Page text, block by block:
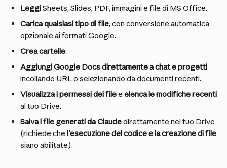
Leggi Sheets, Slides, PDF, immagini e file di MS Office.
Carica qualsiasi tipo di file, con conversione automatica
opzionale ai formati Google.
Crea cartelle.
Aggiungi Google Docs direttamente a chat e progetti
incollando URL o selezionando da documenti recenti.
Visualizza i permessi dei file e elenca le modifiche recenti
al tuo Drive.
Salva i file generati da Claude direttamente nel tuo Drive
(richiede che l'esecuzione del codice e la creazione di file
siano abilitate).